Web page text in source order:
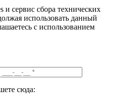
и сервис сбора технических
использовать данный
с использованием
сюда: